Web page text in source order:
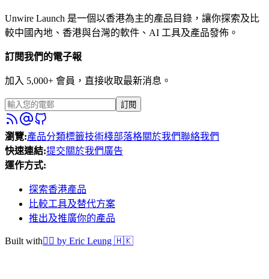
Unwire Launch 是一個以香港為主的產品目錄，讓你探索及比
較中國內地、香港與台灣的軟件、AI 工具及產品發佈。
訂閱我們的電子報
加入 5,000+ 會員，直接收取最新消息。
訂閱
瀏覽:產品分類標籤技術棧部落格關於我們聯絡我們
快速連結:提交關於我們廣告
運作方式:
探索香港產品
比較工具及替代方案
推出及推廣你的產品
Built with❤️‍🔥 by Eric Leung 🇭🇰